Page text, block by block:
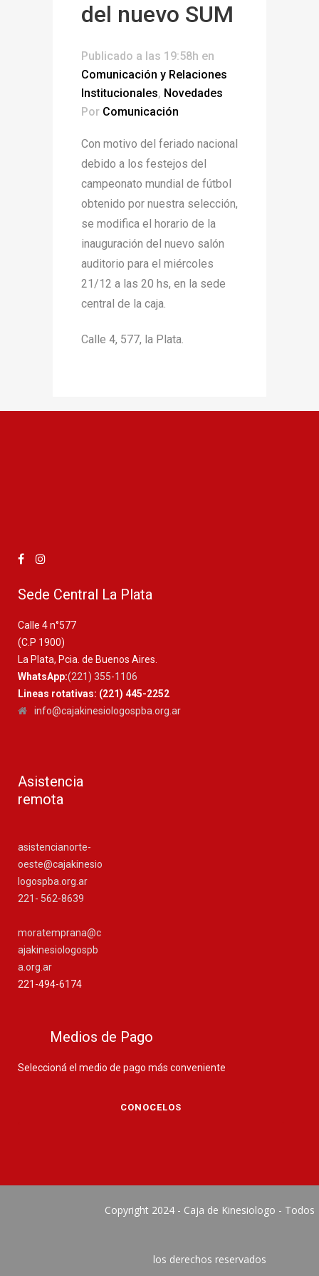
del nuevo SUM
Publicado a las 19:58h en
Comunicación y Relaciones
Institucionales, Novedades
Por Comunicación
Con motivo del feriado nacional
debido a los festejos del
campeonato mundial de fútbol
obtenido por nuestra selección,
se modifica el horario de la
inauguración del nuevo salón
auditorio para el miércoles
21/12 a las 20 hs, en la sede
central de la caja.
Calle 4, 577, la Plata.
Sede Central La Plata
Calle 4 n°577
(C.P 1900)
La Plata, Pcia. de Buenos Aires.
WhatsApp:(221) 355-1106
Lineas rotativas: (221) 445-2252
info@cajakinesiologospba.org.ar
Asistencia
remota
asistencianorte-
oeste@cajakinesio
logospba.org.ar
221- 562-8639
moratemprana@c
ajakinesiologospb
a.org.ar
221-494-6174
Medios de Pago
Seleccioná el medio de pago más conveniente
CONOCELOS
Copyright 2024 - Caja de Kinesiologo - Todos
los derechos reservados